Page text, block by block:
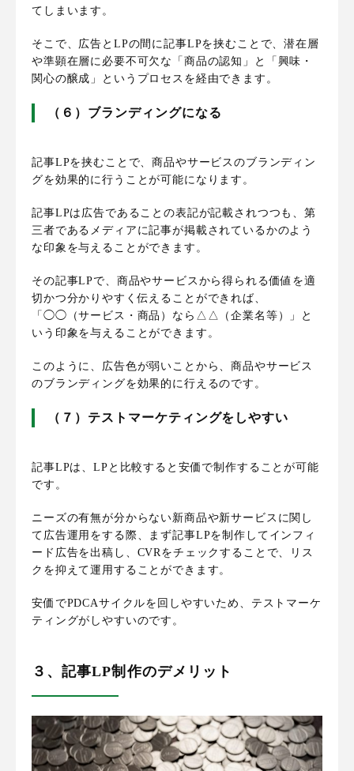
てしまいます。
そこで、広告とLPの間に記事LPを挟むことで、潜在層
や準顕在層に必要不可欠な「商品の認知」と「興味・
関心の醸成」というプロセスを経由できます。
（６）ブランディングになる
記事LPを挟むことで、商品やサービスのブランディン
グを効果的に行うことが可能になります。
記事LPは広告であることの表記が記載されつつも、第
三者であるメディアに記事が掲載されているかのよう
な印象を与えることができます。
その記事LPで、商品やサービスから得られる価値を適
切かつ分かりやすく伝えることができれば、
「◯◯（サービス・商品）なら△△（企業名等）」と
いう印象を与えることができます。
このように、広告色が弱いことから、商品やサービス
のブランディングを効果的に行えるのです。
（７）テストマーケティングをしやすい
記事LPは、LPと比較すると安価で制作することが可能
です。
ニーズの有無が分からない新商品や新サービスに関し
て広告運用をする際、まず記事LPを制作してインフィ
ード広告を出稿し、CVRをチェックすることで、リス
クを抑えて運用することができます。
安価でPDCAサイクルを回しやすいため、テストマーケ
ティングがしやすいのです。
３、記事LP制作のデメリット